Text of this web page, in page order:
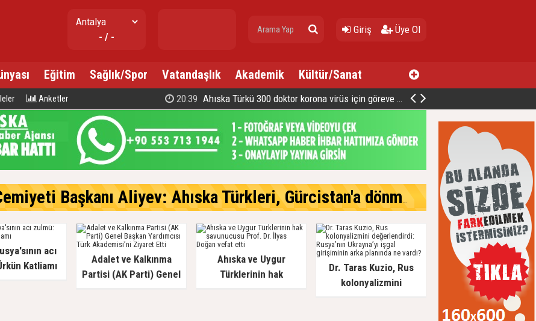
- / -
Giriş Üye Ol
Eğitim Sağlık/Spor Vatandaşlık Akademik Kültür/Sanat
Anketler 20:39 Ahıska Türkü 300 doktor korona virüs için göreve hazır
Başkanı Aliyev: Ahıska Türkleri, Gürcistan'a dönmek istiyor
acı
Katliamı
Adalet ve Kalkınma
Partisi (AK Parti) Genel
Ahıska ve Uygur
Türklerinin hak
Dr. Taras Kuzio, Rus
kolonyalizmini